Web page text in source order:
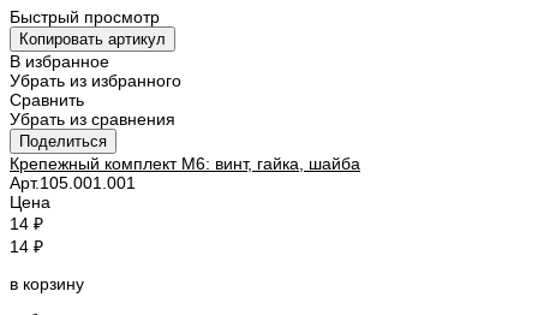
Быстрый просмотр
Копировать артикул
В избранное
Убрать из избранного
Сравнить
Убрать из сравнения
Поделиться
Крепежный комплект M6: винт, гайка, шайба
Арт.105.001.001
Цена
14 ₽
14 ₽
в корзину